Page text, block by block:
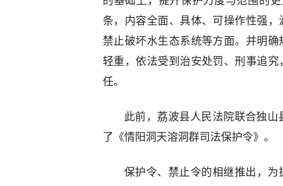
条，内容全面、具体、可操作性强，
禁止破坏水生态系统等方面。并明
轻重，依法受到治安处罚、刑事追
任。
此前，荔波县人民法院联合独
了《情阳洞天溶洞群司法保护令》。
保护令、禁止令的相继推出，